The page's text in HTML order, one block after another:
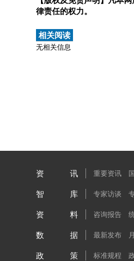
律责任的权力。
相关阅读
无相关信息
资讯 重要资讯
智库 专家访谈
资料 咨询报告
数据 最新发布
政策 标准规程